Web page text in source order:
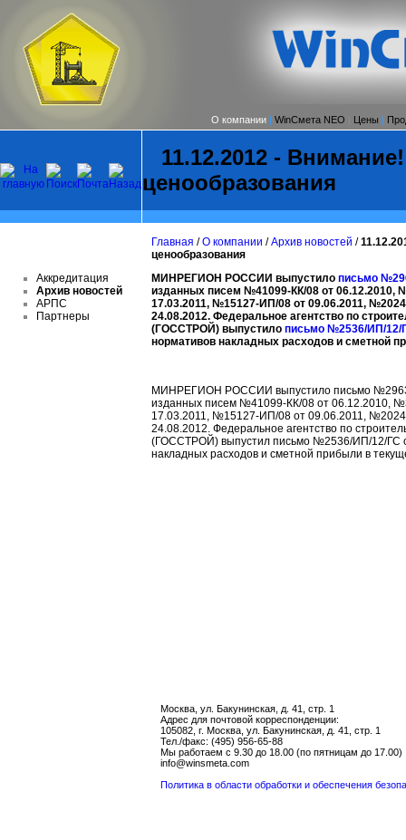
О компании | WinСмета NEO | Цены |
11.12.2012 -
ценообразования
Аккредитация
Архив новостей
АРПС
Партнеры
Главная /О компании /Архив новостей /
ценообразования
МИНРЕГИОН РОССИИ выпустило письмо
изданных писем №41099-КК/08 от 06.12.2010,
17.03.2011, №15127-ИП/08 от 09.06.2011,
24.08.2012. Федеральное агентство по
(ГОССТРОЙ) выпустило письмо №2536/ИП/12/
нормативов накладных расходов и сметной
МИНРЕГИОН РОССИИ выпустило письмо
изданных писем №41099-КК/08 от 06.12.2010,
17.03.2011, №15127-ИП/08 от 09.06.2011,
24.08.2012. Федеральное агентство по
(ГОССТРОЙ) выпустил письмо №2536/ИП/12/ГС
накладных расходов и сметной прибыли в
Москва, ул. Бакунинская, д. 41, стр. 1
Адрес для почтовой корреспонденции:
105082, г. Москва, ул. Бакунинская, д. 41, стр. 1
Тел./факс: (495) 956-65-88
Мы работаем с 9.30 до 18.00 (по пятницам до 17.00)
info@winsmeta.com
Политика в области обработки и обеспечения